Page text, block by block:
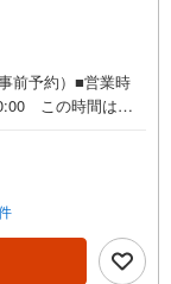
前予約）■営業時
この時間はお
り良好です♪2026
チュリー21アクロ
リー21グループで
仲介実績） 尼
。阪神間での購入や
場、キッズスペース